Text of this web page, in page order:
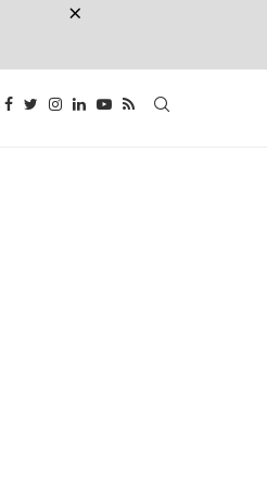
×